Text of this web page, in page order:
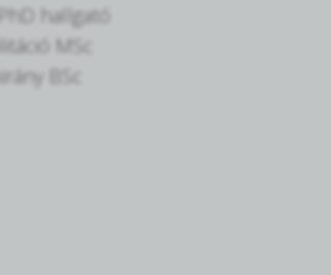
hallgató
MSc
BSc